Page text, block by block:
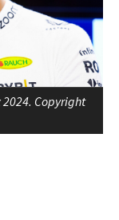
Copyright